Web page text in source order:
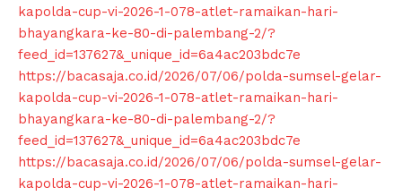
kapolda-cup-vi-2026-1-078-atlet-ramaikan-hari-
bhayangkara-ke-80-di-palembang-2/?
feed_id=137627&_unique_id=6a4ac203bdc7e
https://bacasaja.co.id/2026/07/06/polda-sumsel-gelar-
kapolda-cup-vi-2026-1-078-atlet-ramaikan-hari-
bhayangkara-ke-80-di-palembang-2/?
feed_id=137627&_unique_id=6a4ac203bdc7e
https://bacasaja.co.id/2026/07/06/polda-sumsel-gelar-
kapolda-cup-vi-2026-1-078-atlet-ramaikan-hari-